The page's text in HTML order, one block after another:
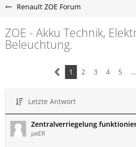
Renault ZOE Forum
ZOE - Akku Technik,
Beleuchtung.
1 2 3 4 5 …
Letzte Antwort
Zentralverriegelung
pitER